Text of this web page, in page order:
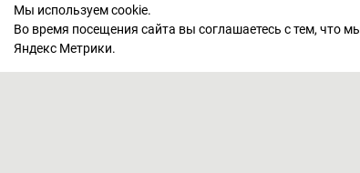
СМИ зарегистрировано
Мы используем cookie.
Во время посещения сайта вы соглашаетесь с тем, что
Яндекс Метрики.